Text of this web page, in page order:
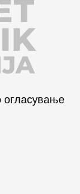
огласување